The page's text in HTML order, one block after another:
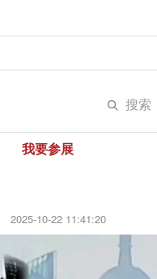
搜索
我要参展
2025-10-22 11:41:20